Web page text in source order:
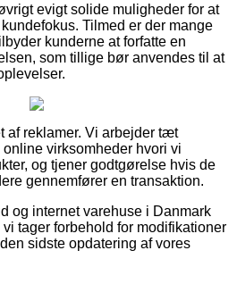
evigt solide muligheder for at
Tilmed er der mange
kunderne at forfatte en
som tillige bør anvendes til at
af reklamer. Vi arbejder tæt
virksomheder hvori vi
og tjener godtgørelse hvis de
gennemfører en transaktion.
og internet varehuse i Danmark
tager forbehold for modifikationer
sidste opdatering af vores